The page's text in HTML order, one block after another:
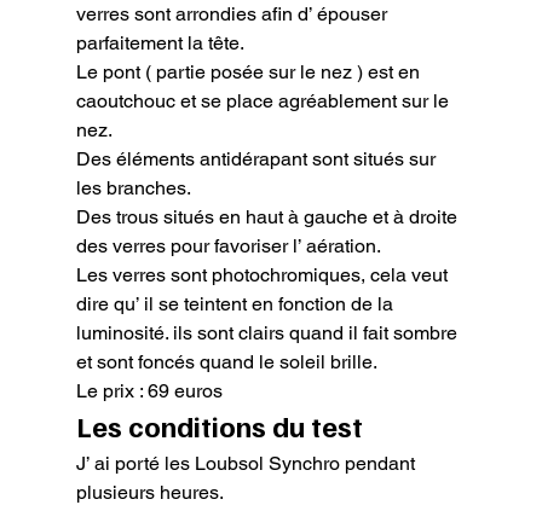
verres sont arrondies afin d’ épouser
parfaitement la tête.
Le pont ( partie posée sur le nez ) est en
caoutchouc et se place agréablement sur le
nez.
Des éléments antidérapant sont situés sur
les branches.
Des trous situés en haut à gauche et à droite
des verres pour favoriser l’ aération.
Les verres sont photochromiques, cela veut
dire qu’ il se teintent en fonction de la
luminosité. ils sont clairs quand il fait sombre
et sont foncés quand le soleil brille.
Le prix : 69 euros
Les conditions du test
J’ ai porté les Loubsol Synchro pendant
plusieurs heures.